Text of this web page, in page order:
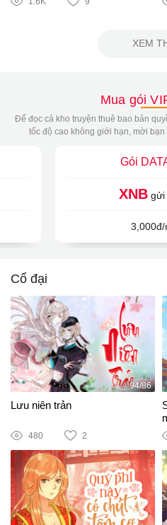
XEM
Mua gói
Để đọc cả kho truyện thuê bao bản
tốc độ cao không giới hạn, mời
Gói
XNBgửi
3,000đ/
Cổ đại
94/86
Lưu niên trản
480 2